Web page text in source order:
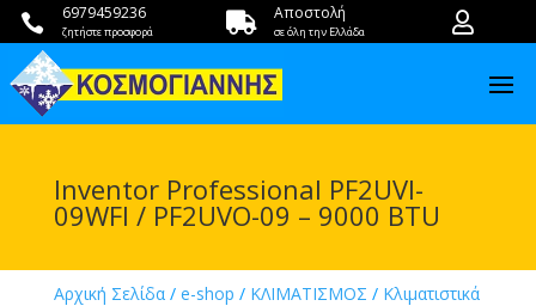
 6979459236
ζητήστε προσφορά  Αποστολή
σε όλη την Ελλάδα 
Inventor Professional PF2UVI-
09WFI / PF2UVO-09 – 9000 BTU
Αρχική Σελίδα/ e-shop / ΚΛΙΜΑΤΙΣΜΟΣ / Κλιματιστικά